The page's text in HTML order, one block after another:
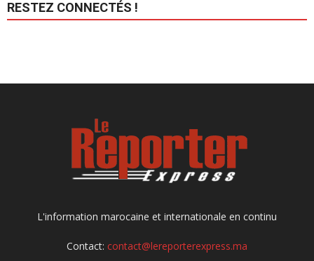
RESTEZ CONNECTÉS !
L'information marocaine et internationale en continu
Contact: contact@lereporterexpress.ma